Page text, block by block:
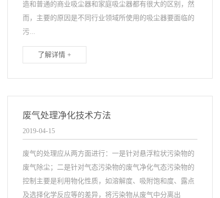
造和普通的商业吸尘器和家庭吸尘器都有很大的区别，然
而，主要的原因是不同行业领域所使用的吸尘器要面临的
污...
了解详情 +
废气处理净化技术方法
2019-04-15
废气的处理应从两方面进行：一是针对悬浮粒状污染物的
废气除尘；二是针对气态污染物的废气净化气态污染物的
控制主要是利用物化性质，如溶解度、吸附饱和度、露点
及选择化学反应等的差异，将污染物从废气中分离出